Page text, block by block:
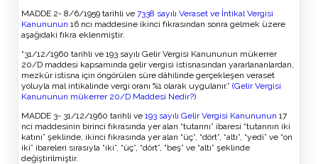
MADDE 2- 8/6/1959 tarihli ve 7338 sayılı Veraset ve İntikal Vergisi
Kanununun 16 ncı maddesine ikinci fıkrasından sonra gelmek üzere
aşağıdaki fıkra eklenmiştir.
“31/12/1960 tarihli ve 193 sayılı Gelir Vergisi Kanununun mükerrer
20/D maddesi kapsamında gelir vergisi istisnasından yararlananlardan,
mezkûr istisna için öngörülen süre dâhilinde gerçekleşen veraset
yoluyla mal intikalinde vergi oranı %1 olarak uygulanır.” (Gelir Vergisi
Kanununun mükerrer 20/D Maddesi Nedir?)
MADDE 3- 31/12/1960 tarihli ve 193 sayılı Gelir Vergisi Kanununun 17
nci maddesinin birinci fıkrasında yer alan “tutarını” ibaresi “tutarının iki
katını” şeklinde, ikinci fıkrasında yer alan “üç”, “dört”, “altı”, “yedi” ve “on
iki” ibareleri sırasıyla “iki”, “üç”, “dört”, “beş” ve “altı” şeklinde
değiştirilmiştir.